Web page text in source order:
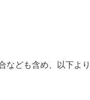
ども含め、以下よ